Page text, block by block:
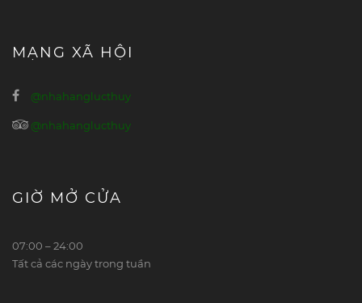
MẠNG XÃ HỘI
@nhahanglucthuy
@nhahanglucthuy
GIỜ MỞ CỬA
07:00 – 24:00
Tất cả các ngày trong tuần